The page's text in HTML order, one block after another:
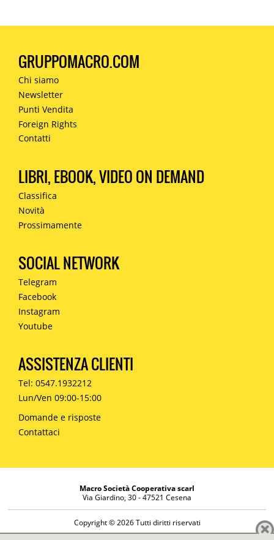
GRUPPOMACRO.COM
Chi siamo
Newsletter
Punti Vendita
Foreign Rights
Contatti
LIBRI, EBOOK, VIDEO ON DEMAND
Classifica
Novità
Prossimamente
SOCIAL NETWORK
Telegram
Facebook
Instagram
Youtube
ASSISTENZA CLIENTI
Tel: 0547.1932212
Lun/Ven 09:00-15:00
Domande e risposte
Contattaci
Macro Società Cooperativa scarl
Via Giardino, 30 - 47521 Cesena
Copyright © 2026 Tutti diritti riservati